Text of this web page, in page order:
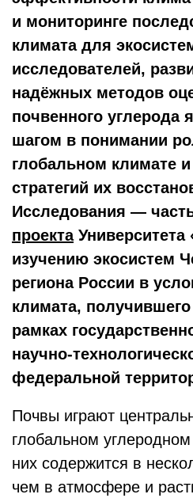
и мониторинге
климата для
исследователей,
надёжных методов
почвенного углерода
шагом в понимании
глобальном климате и
стратегий их
Исследования —
проектаУниверситета
изучению экосистем
региона России в
климата,
рамках
научно-
федеральной
Почвы играют
глобальном
них содержится в
чем в атмосфере и